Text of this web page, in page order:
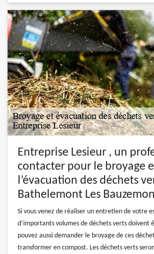
Entreprise Lesieur , un
contacter pour le broyage
l’évacuation des déchets
Bathelemont Les
Si vous venez de réaliser un entretien de votre
d’importants volumes de déchets verts doivent
pouvez aussi demander le broyage de ces
transformer en compost. Les déchets verts